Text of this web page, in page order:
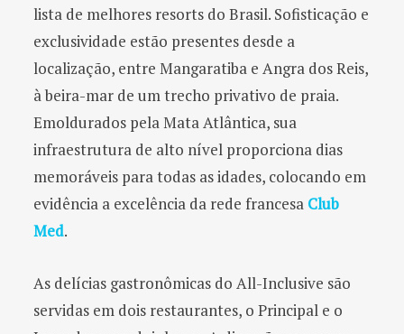
lista de melhores resorts do Brasil. Sofisticação e
exclusividade estão presentes desde a
localização, entre Mangaratiba e Angra dos Reis,
à beira-mar de um trecho privativo de praia.
Emoldurados pela Mata Atlântica, sua
infraestrutura de alto nível proporciona dias
memoráveis para todas as idades, colocando em
evidência a excelência da rede francesa Club
Med.
As delícias gastronômicas do All-Inclusive são
servidas em dois restaurantes, o Principal e o